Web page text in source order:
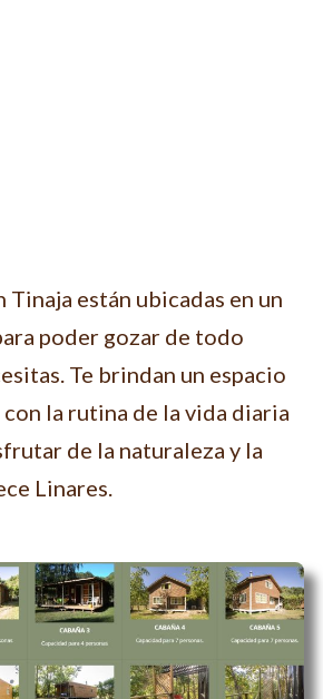
Tinaja están ubicadas en un
poder gozar de todo
Te brindan un espacio
la rutina de la vida diaria
de la naturaleza y la
Linares.